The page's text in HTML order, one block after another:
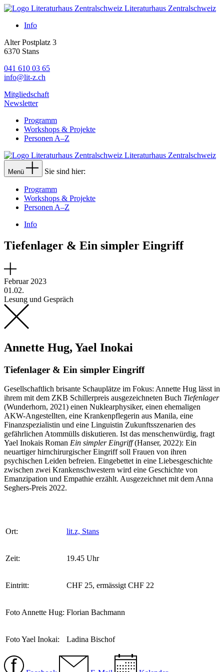
Literaturhaus Zentralschweiz
Info
Alter Postplatz 3
6370 Stans
041 610 03 65
info@lit-z.ch
Mitgliedschaft
Newsletter
Programm
Workshops & Projekte
Personen A–Z
Literaturhaus Zentralschweiz
Menü Sie sind hier:
Programm
Workshops & Projekte
Personen A–Z
Info
Tiefenlager & Ein simpler Eingriff
Februar 2023
01.02.
Lesung und Gespräch
Annette Hug, Yael Inokai
Tiefenlager & Ein simpler Eingriff
Gesellschaftlich brisante Schauplätze im Fokus: Annette Hug lässt in
ihrem mit dem ZKB Schillerpreis ausgezeichneten Buch Tiefenlager
(Wunderhorn, 2021) einen Nuklearphysiker, einen ehemaligen
AKW-Angestellten, eine Krankenpflegerin aus Manila, eine
Finanzspezialistin und eine Linguistin Zukunftsszenarien des
gefährlichen Atommülls diskutieren. Ist das menschenwürdig, fragt
Yael Inokais Roman Ein simpler Eingriff(Hanser, 2022): Ein
neuartiger hirnchirurgischer Eingriff soll Frauen von ihren
psychischen Leiden befreien. Eingebettet in eine Liebesgeschichte
zwischen zwei Krankenschwestern wird eine Geschichte von
Emanzipation und Empathie erzählt. Ausgezeichnet mit dem Anna
Seghers-Preis 2022.
Ort: lit.z, Stans
Zeit: 19.45 Uhr
Eintritt: CHF 25, ermässigt CHF 22
Foto Annette Hug: Florian Bachmann
Foto Yael Inokai: Ladina Bischof